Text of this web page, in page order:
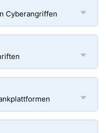
Cyberangriffen